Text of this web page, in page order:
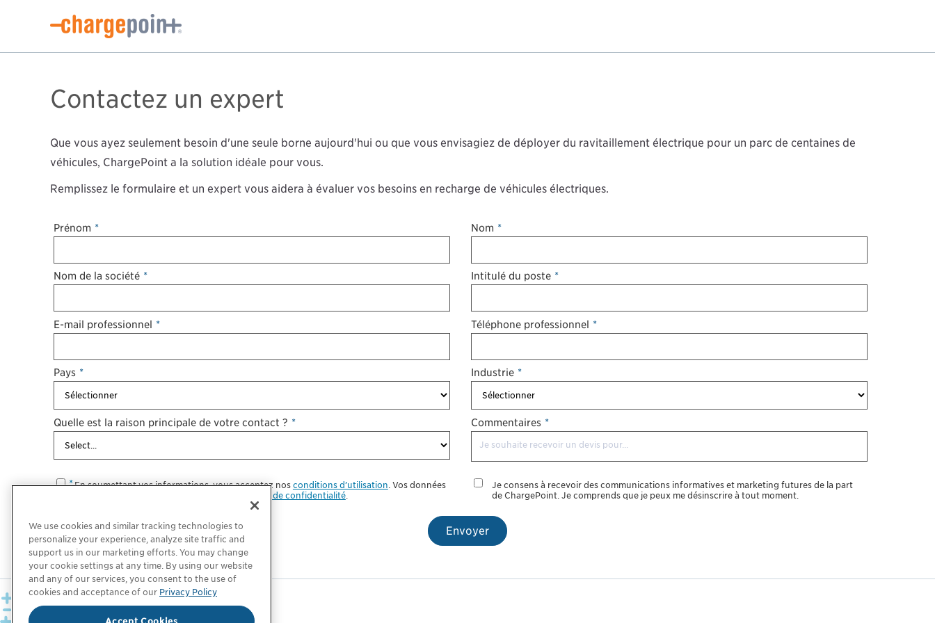
Contactez un expert
Que vous ayez seulement besoin d'une seule borne aujourd'hui ou que vous envisagiez de déployer du ravitaillement électrique pour un parc de centaines de
véhicules, ChargePoint a la solution idéale pour vous.
Remplissez le formulaire et un expert vous aidera à évaluer vos besoins en recharge de véhicules électriques.
*
Prénom *
Nom
*
Nom de la société *
Intitulé du poste
*
E-mail professionnel *
Téléphone professionnel
*
Pays *
Industrie
*
Quelle est la raison principale de votre contact ? *
Commentaires
En soumettant vos informations, vous acceptez nos conditions d’utilisation . Vos données
politique de confidentialité.
Je consens à recevoir des communications informatives et marketing futures de la part
de ChargePoint. Je comprends que je peux me désinscrire à tout moment.
Envoyer
We use cookies and similar tracking technologies to
personalize your experience, analyze site traffic and
support us in our marketing efforts. You may change
your cookie settings at any time. By using our website
and any of our services, you consent to the use of
cookies and acceptance of our Privacy Policy